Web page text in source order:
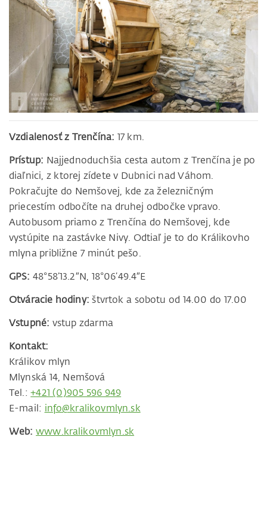
Vzdialenosť z Trenčína: 17 km.
Prístup: Najjednoduchšia cesta autom z Trenčína je po
diaľnici, z ktorej zídete v Dubnici nad Váhom.
Pokračujte do Nemšovej, kde za železničným
priecestím odbočíte na druhej odbočke vpravo.
Autobusom priamo z Trenčína do Nemšovej, kde
vystúpite na zastávke Nivy. Odtiaľ je to do Králikovho
mlyna približne 7 minút pešo.
GPS: 48°58’13.2″N, 18°06’49.4″E
Otváracie hodiny: štvrtok a sobotu od 14.00 do 17.00
Vstupné: vstup zdarma
Kontakt:
Králikov mlyn
Mlynská 14, Nemšová
Tel.:+421 (0)905 596 949
E-mail: info@kralikovmlyn.sk
Web: www.kralikovmlyn.sk